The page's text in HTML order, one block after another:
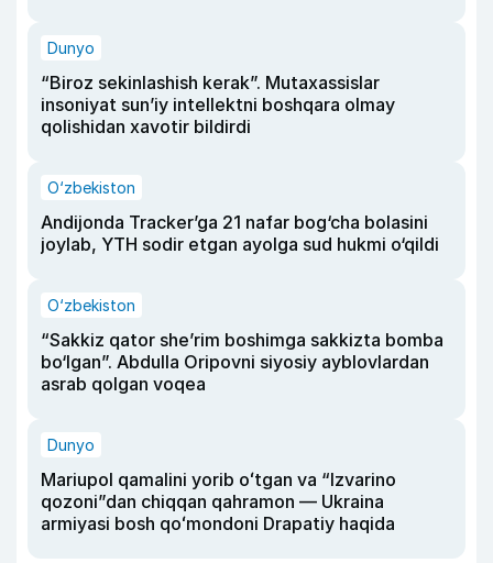
Dunyo
“Biroz sekinlashish kerak”. Mutaxassislar
insoniyat sun’iy intellektni boshqara olmay
qolishidan xavotir bildirdi
O‘zbekiston
Andijonda Tracker’ga 21 nafar bog‘cha bolasini
joylab, YTH sodir etgan ayolga sud hukmi o‘qildi
O‘zbekiston
“Sakkiz qator she’rim boshimga sakkizta bomba
bo‘lgan”. Abdulla Oripovni siyosiy ayblovlardan
asrab qolgan voqea
Dunyo
Mariupol qamalini yorib oʻtgan va “Izvarino
qozoni”dan chiqqan qahramon — Ukraina
armiyasi bosh qoʻmondoni Drapatiy haqida